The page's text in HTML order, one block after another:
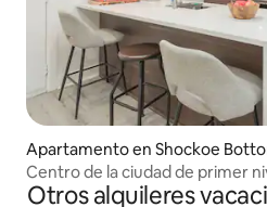
Apartamento en Shockoe
Centro de la ciudad de primer
+ estacionamiento gratuito
Otros alquileres